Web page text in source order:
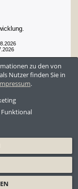
zu den von
Nutzer finden Sie in
.
Funktional
Widerrufsformular